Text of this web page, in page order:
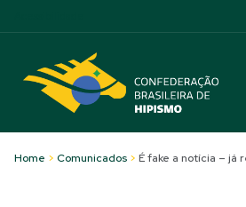
Home > Comunicados > É fake a notícia – já